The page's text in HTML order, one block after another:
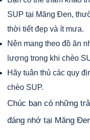
SUP tại Măng Đen,
thời tiết đẹp và ít mưa.
Nên mang theo đồ ăn
lượng trong khi chèo
Hãy tuân thủ các quy
chèo SUP.
Chúc bạn có những
đáng nhớ tại Măng